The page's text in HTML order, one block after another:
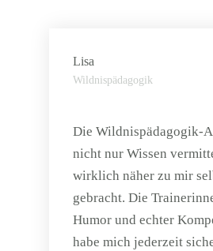
Lisa
Wildnispädagogik
Die Wildnispädagogik-
nicht nur Wissen
wirklich näher zu mir
gebracht. Die
Humor und echter
habe mich jederzeit